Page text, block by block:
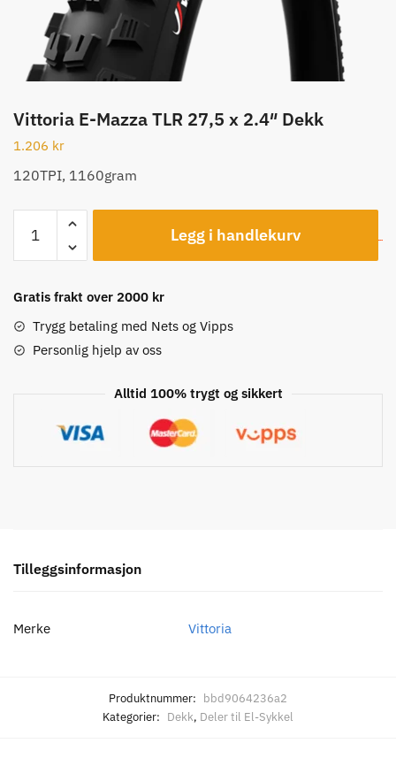
Vittoria E-Mazza TLR 27,5 x 2.4″ Dekk
1.206 kr
120TPI, 1160gram
Mazza
27,5
x
2.4"
Legg i handlekurv
Gratis frakt over 2000 kr
Trygg betaling med Nets og Vipps
Personlig hjelp av oss
Alltid 100% trygt og sikkert
Tilleggsinformasjon
Merke Vittoria
Produktnummer: bbd9064236a2
Kategorier: Dekk, Deler til El-Sykkel